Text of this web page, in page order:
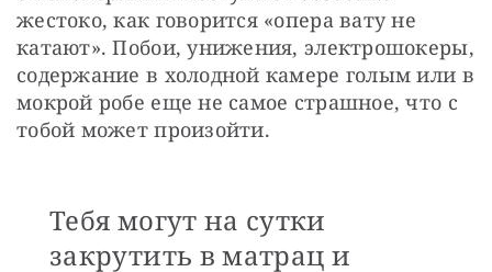
жестоко, как говорится «опера вату не
катают». Побои, унижения, электрошокеры,
содержание в холодной камере голым или в
мокрой робе еще не самое страшное, что с
тобой может произойти.
Тебя могут на сутки
закрутить в матрац и